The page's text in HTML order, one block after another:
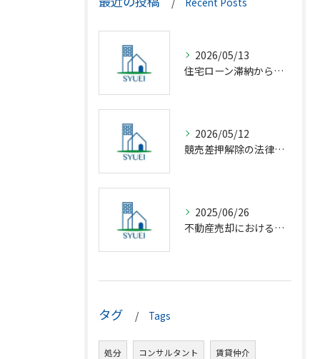
2026/05/13
住宅ローン滞納から競売回避の解決策
2026/05/12
競売差押解除の法律相談完全解説
2025/06/26
不動産売却における仲介の基礎知識
タグ Tags
処分 コンサルタント 賃貸仲介